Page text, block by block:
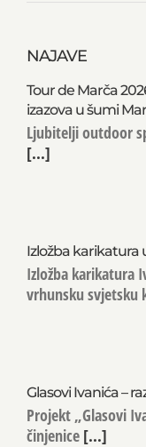
NAJAVE
Tour de Marča
izazova u šumi
Ljubitelji outdoor
[...]
Izložba karikatura
Izložba karikatura
vrhunsku svjetsku
Glasovi Ivanića –
Projekt „Glasovi
činjenice [...]